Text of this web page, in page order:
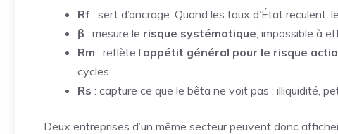
Rf : sert d’ancrage. Quand les taux d’État
β : mesure le risque systématique, impossible à
Rm : reflète l’appétit général pour le risque
cycles.
Rs : capture ce que le bêta ne voit pas : illiquidité,
Deux entreprises d’un même secteur peuvent donc